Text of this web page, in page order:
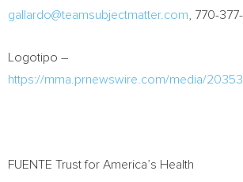
gallardo@teamsubjectmatter.com , 770-
Logotipo –
https://mma.prnewswire.com/media/
FUENTE Trust for America’s Health